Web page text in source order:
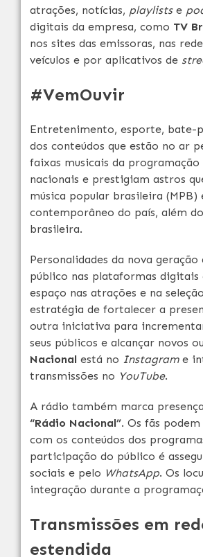
atrações, notícias, playlistse
digitais da empresa, como TV
nos sites das emissoras, nas
veículos e por aplicativos de
#VemOuvir
Entretenimento, esporte, bate-
dos conteúdos que estão no ar
faixas musicais da
nacionais e prestigiam astros
música popular brasileira (MPB)
contemporâneo do país, além
brasileira.
Personalidades da nova
público nas plataformas digitais
espaço nas atrações e na
estratégia de fortalecer a
outra iniciativa para
seus públicos e alcançar novos
Nacional está no Instagrame
transmissões no YouTube.
A rádio também marca presença
“Rádio Nacional”. Os fãs
com os conteúdos dos
participação do público é
sociais e pelo WhatsApp. Os
integração durante a
Transmissões em
estendida